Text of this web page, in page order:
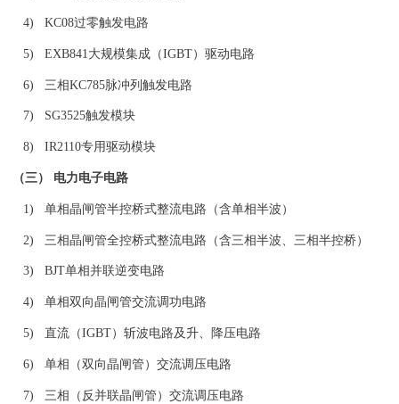
4) KC08过零触发电路
5) EXB841大规模集成（IGBT）驱动电路
6) 三相KC785脉冲列触发电路
7) SG3525触发模块
8) IR2110专用驱动模块
（三） 电力电子电路
1) 单相晶闸管半控桥式整流电路（含单相半波）
2) 三相晶闸管全控桥式整流电路（含三相半波、三相半控桥）
3) BJT单相并联逆变电路
4) 单相双向晶闸管交流调功电路
5) 直流（IGBT）斩波电路及升、降压电路
6) 单相（双向晶闸管）交流调压电路
7) 三相（反并联晶闸管）交流调压电路